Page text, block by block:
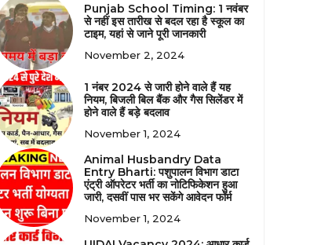
Punjab School Timing: 1 नवंबर
से नहीं इस तारीख से बदल रहा है स्कूल का
टाइम, यहां से जाने पूरी जानकारी
November 2, 2024
1 नंबर 2024 से जारी होने वाले हैं यह
नियम, बिजली बिल बैंक और गैस सिलेंडर में
होने वाले हैं बड़े बदलाव
November 1, 2024
Animal Husbandry Data
Entry Bharti: पशुपालन विभाग डाटा
एंट्री ऑपरेटर भर्ती का नोटिफिकेशन हुआ
जारी, दसवीं पास भर सकेंगे आवेदन फॉर्म
November 1, 2024